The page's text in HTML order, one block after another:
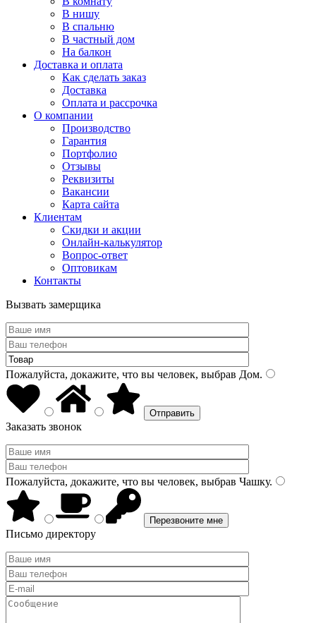
В нишу
В спальню
В частный дом
На балкон
Доставка и оплата
Как сделать заказ
Доставка
Оплата и рассрочка
О компании
Производство
Гарантия
Портфолио
Отзывы
Реквизиты
Вакансии
Карта сайта
Клиентам
Скидки и акции
Онлайн-калькулятор
Вопрос-ответ
Оптовикам
Контакты
Вызвать замерщика
Пожалуйста, докажите, что вы человек, выбрав Дом.
Заказать звонок
Пожалуйста, докажите, что вы человек, выбрав Чашку.
Письмо директору